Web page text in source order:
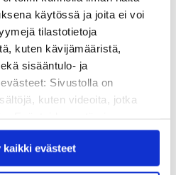
käytössä ja joita ei voi
tilastotietoja
kuten kävijämääristä,
sisääntulo- ja
Sivustolla on
kuten videoita, jotka
näkymisen.
varmistat, että kaikki
kaikki evästeet